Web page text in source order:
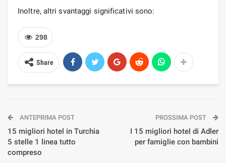
Inoltre, altri svantaggi significativi sono:
298
Share
ANTEPRIMA POST
15 migliori hotel in Turchia
5 stelle 1 linea tutto
compreso
PROSSIMA POST
I 15 migliori hotel di Adler
per famiglie con bambini